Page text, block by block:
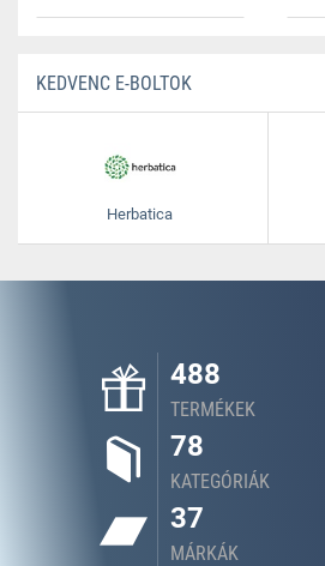
KEDVENC E-BOLTOK
Herbatica
488
TERMÉKEK
78
KATEGÓRIÁK
37
MÁRKÁK